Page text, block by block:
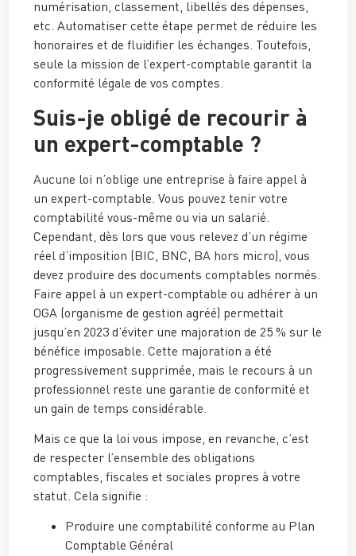
numérisation, classement, libellés des dépenses,
etc. Automatiser cette étape permet de réduire les
honoraires et de fluidifier les échanges. Toutefois,
seule la mission de l’expert-comptable garantit la
conformité légale de vos comptes.
Suis-je obligé de recourir à
un expert-comptable ?
Aucune loi n’oblige une entreprise à faire appel à
un expert-comptable. Vous pouvez tenir votre
comptabilité vous-même ou via un salarié.
Cependant, dès lors que vous relevez d’un régime
réel d’imposition (BIC, BNC, BA hors micro), vous
devez produire des documents comptables normés.
Faire appel à un expert-comptable ou adhérer à un
OGA (organisme de gestion agréé) permettait
jusqu’en 2023 d’éviter une majoration de 25 % sur le
bénéfice imposable. Cette majoration a été
progressivement supprimée, mais le recours à un
professionnel reste une garantie de conformité et
un gain de temps considérable.
Mais ce que la loi vous impose, en revanche, c’est
de respecter l’ensemble des obligations
comptables, fiscales et sociales propres à votre
statut. Cela signifie :
Produire une comptabilité conforme au Plan
Comptable Général